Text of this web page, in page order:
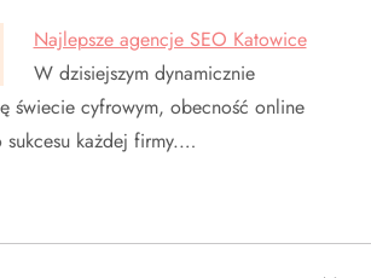
Najlepsze agencje SEO Katowice
W dzisiejszym dynamicznie
świecie cyfrowym, obecność online
sukcesu każdej firmy.…